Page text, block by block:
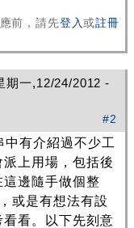
前，請先登入或註冊
期一,12/24/2012 -
#2
中有介紹過不少工
上用場，包括後
邊隨手做個整
或是有想法有設
看。以下先刻意